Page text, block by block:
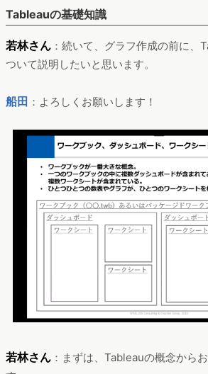
Tableauの基礎知識
若林さん ：続いて、グラフ作成の前に、
ついて説明したいと思います。
船田 ：よろしくお願いします！
若林さん ：まずは、Tableauの概念から